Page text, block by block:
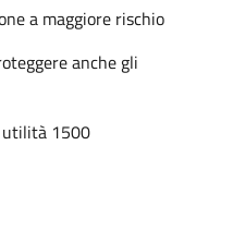
a maggiore rischio
anche gli
utilità 1500